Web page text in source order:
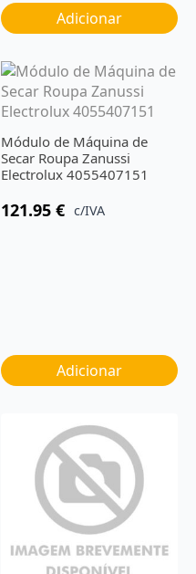
Adicionar
Módulo de Máquina de
Secar Roupa Zanussi
Electrolux 4055407151
121.95 € c/IVA
Adicionar